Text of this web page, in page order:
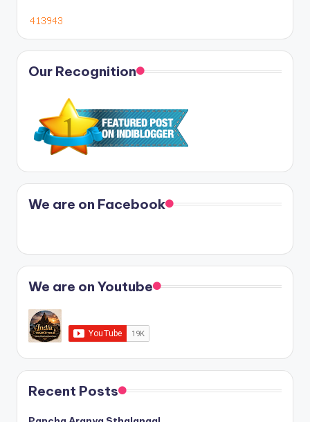
Our Recognition
We are on Facebook
We are on Youtube
Recent Posts